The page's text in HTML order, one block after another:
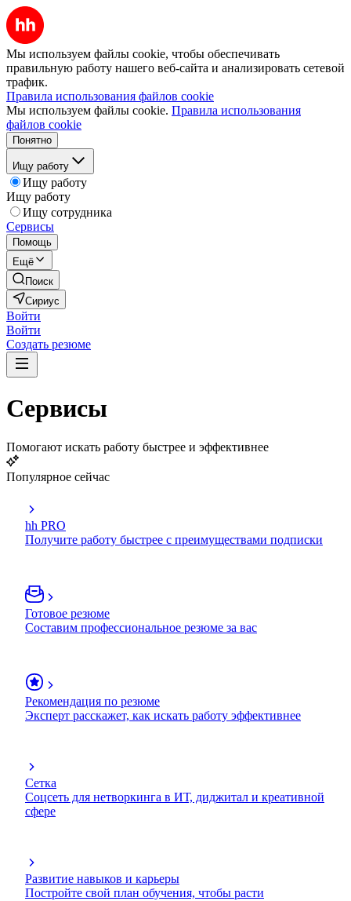
Мы используем файлы cookie, чтобы обеспечивать
правильную работу нашего веб-сайта и анализировать сетевой
трафик.
Правила использования файлов cookie
Мы используем файлы cookie. Правила использования
файлов cookie
Понятно
Ищу работу
Ищу работу
Ищу работу
Ищу сотрудника
Сервисы
Помощь
Ещё
Поиск
Сириус
Войти
Войти
Создать резюме
Сервисы
Помогают искать работу быстрее и эффективнее
Популярное сейчас
hh PRO
Получите работу быстрее с преимуществами подписки
Готовое резюме
Составим профессиональное резюме за вас
Рекомендация по резюме
Эксперт расскажет, как искать работу эффективнее
Сетка
Соцсеть для нетворкинга в ИТ, диджитал и креативной
сфере
Развитие навыков и карьеры
Постройте свой план обучения, чтобы расти